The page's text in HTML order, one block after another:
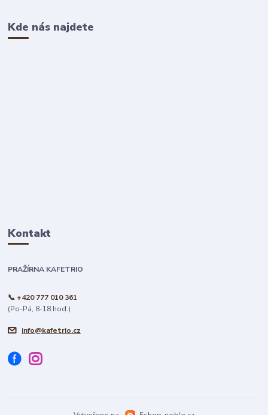
Kde nás najdete
Kontakt
PRAŽÍRNA KAFETRIO
📞 +420 777 010 361
(Po-Pá, 8-18 hod.)
info@kafetrio.cz